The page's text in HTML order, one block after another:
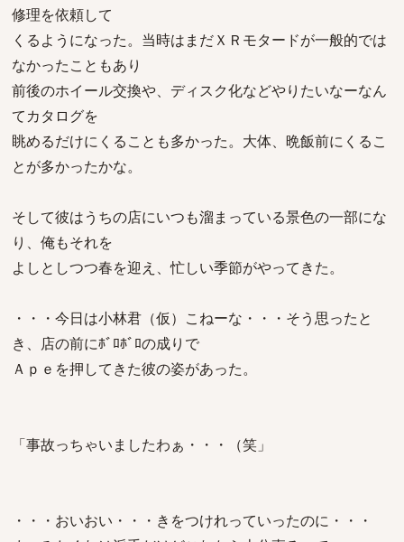
修理を依頼して
くるようになった。当時はまだＸＲモタードが一般的では
なかったこともあり
前後のホイール交換や、ディスク化などやりたいなーなん
てカタログを
眺めるだけにくることも多かった。大体、晩飯前にくるこ
とが多かったかな。
そして彼はうちの店にいつも溜まっている景色の一部にな
り、俺もそれを
よしとしつつ春を迎え、忙しい季節がやってきた。
・・・今日は小林君（仮）こねーな・・・そう思ったと
き、店の前にﾎﾞﾛﾎﾞﾛの成りで
Ａｐｅを押してきた彼の姿があった。
「事故っちゃいましたわぁ・・・（笑」
・・・おいおい・・・きをつけれっていったのに・・・